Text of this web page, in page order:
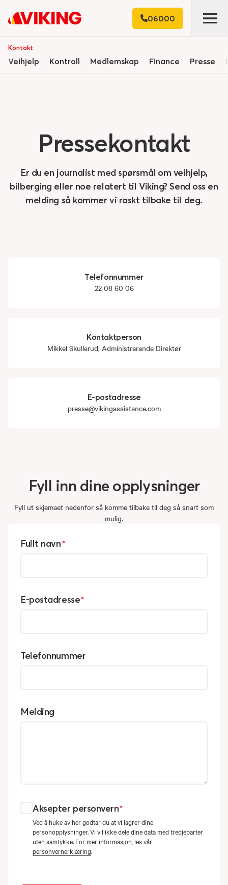
06000
Kontakt
Veihjelp Kontroll Medlemskap Finance Presse
Pressekontakt
Er du en journalist med spørsmål om veihjelp,
bilberging eller noe relatert til Viking? Send oss en
melding så kommer vi raskt tilbake til deg.
Telefonnummer
22 08 60 06
Kontaktperson
Mikkel Skullerud, Administrerende Direktør
E-postadresse
presse@vikingassistance.com
Fyll inn dine opplysninger
Fyll ut skjemaet nedenfor så komme tilbake til deg så snart som
mulig.
Fullt navn*
E-postadresse*
Telefonnummer
Melding
Aksepter personvern*
Ved å huke av her godtar du at vi lagrer dine
personopplysninger. Vi vil ikke dele dine data med tredjeparter
uten samtykke. For mer informasjon, les vår
personvernerklæring.